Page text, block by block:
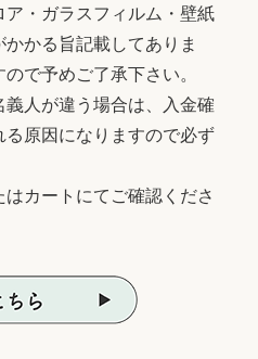
ア・ガラスフィルム・壁紙
かる旨記載してありま
で予めご了承下さい。
義人が違う場合は、入金確
原因になりますので必ず
カートにてご確認くださ